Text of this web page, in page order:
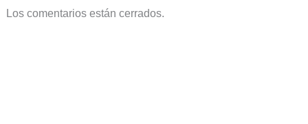
Los comentarios están cerrados.